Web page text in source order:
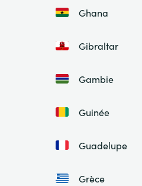
Ghana
Gibraltar
Gambie
Guinée
Guadelupe
Grèce